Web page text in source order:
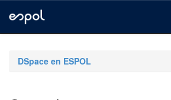
navigationDSpace en ESPOL